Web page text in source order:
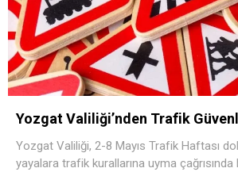
Yozgat Valiliği’nden Trafik
Yozgat Valiliği, 2-8 Mayıs Trafik Haftası
yayalara trafik kurallarına uyma çağrısında